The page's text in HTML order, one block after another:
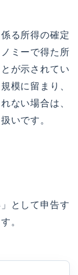
る所得の確定
ミーで得た所
が示されてい
模に留まり、
ない場合は、
いです。
として申告す
。